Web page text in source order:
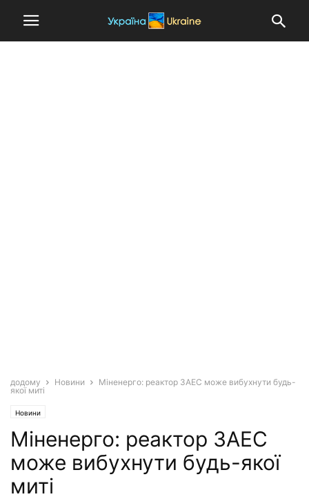
додому Новини
Міненерго: реактор ЗАЕС може вибухнути будь-
якої миті
Новини
Міненерго: реактор ЗАЕС
може вибухнути будь-якої
миті